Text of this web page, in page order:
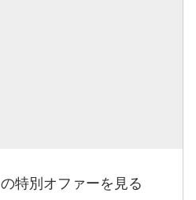
特別オファーを見る